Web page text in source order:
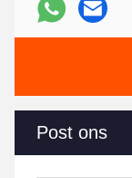
Post ons